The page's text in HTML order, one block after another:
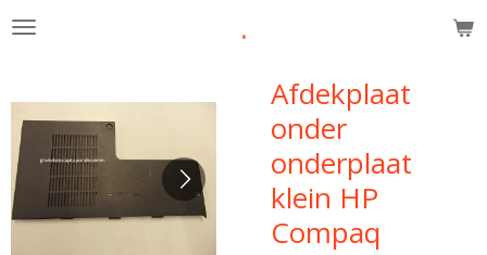
Ga
de
hoofdinhoud
.
Afdekplaat
onder
onderplaat
klein HP
Compaq